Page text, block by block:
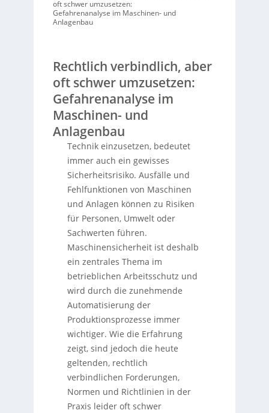
oft schwer umzusetzen:
Gefahrenanalyse im Maschinen- und
Anlagenbau
Rechtlich verbindlich, aber
oft schwer umzusetzen:
Gefahrenanalyse im
Maschinen- und
Anlagenbau
Technik einzusetzen, bedeutet
immer auch ein gewisses
Sicherheitsrisiko. Ausfälle und
Fehlfunktionen von Maschinen
und Anlagen können zu Risiken
für Personen, Umwelt oder
Sachwerten führen.
Maschinensicherheit ist deshalb
ein zentrales Thema im
betrieblichen Arbeitsschutz und
wird durch die zunehmende
Automatisierung der
Produktionsprozesse immer
wichtiger. Wie die Erfahrung
zeigt, sind jedoch die heute
geltenden, rechtlich
verbindlichen Forderungen,
Normen und Richtlinien in der
Praxis leider oft schwer